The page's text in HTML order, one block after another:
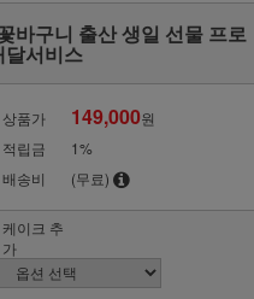
바구니 출산 생일 선물 프로
달서비스
상품가 149,000원
적립금
1%
배송비
(무료)
케이크 추
가